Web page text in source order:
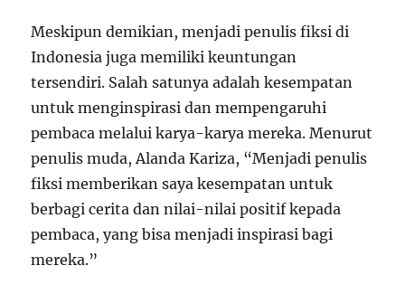
Meskipun demikian, menjadi penulis fiksi di
Indonesia juga memiliki keuntungan
tersendiri. Salah satunya adalah kesempatan
untuk menginspirasi dan mempengaruhi
pembaca melalui karya-karya mereka. Menurut
penulis muda, Alanda Kariza, “Menjadi penulis
fiksi memberikan saya kesempatan untuk
berbagi cerita dan nilai-nilai positif kepada
pembaca, yang bisa menjadi inspirasi bagi
mereka.”